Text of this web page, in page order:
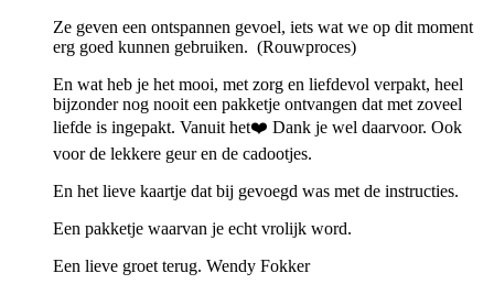
Ze geven een ontspannen gevoel, iets wat we op dit moment
erg goed kunnen gebruiken. (Rouwproces)
En wat heb je het mooi, met zorg en liefdevol verpakt, heel
bijzonder nog nooit een pakketje ontvangen dat met zoveel
liefde is ingepakt. Vanuit het❤️ Dank je wel daarvoor. Ook
voor de lekkere geur en de cadootjes.
En het lieve kaartje dat bij gevoegd was met de instructies.
Een pakketje waarvan je echt vrolijk word.
Een lieve groet terug. Wendy Fokker